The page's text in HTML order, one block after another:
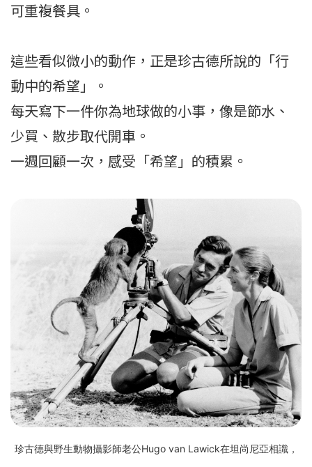
可重複餐具。
這些看似微小的動作，正是珍古德所說的「行
動中的希望」。
每天寫下一件你為地球做的小事，像是節水、
少買、散步取代開車。
一週回顧一次，感受「希望」的積累。
珍古德與野生動物攝影師老公Hugo van Lawick在坦尚尼亞相識，